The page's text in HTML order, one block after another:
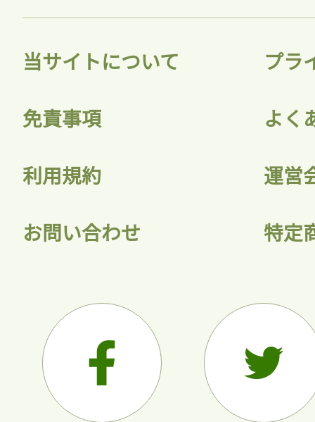
当サイトについて プラ
免責事項 よく
利用規約 運営
お問い合わせ 特定